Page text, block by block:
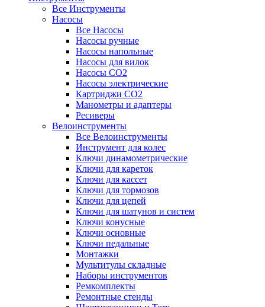
Все Инструменты
Насосы
Все Насосы
Насосы ручные
Насосы напольные
Насосы для вилок
Насосы CO2
Насосы электрические
Картриджи CO2
Манометры и адаптеры
Ресиверы
Велоинструменты
Все Велоинструменты
Инструмент для колес
Ключи динамометрические
Ключи для кареток
Ключи для кассет
Ключи для тормозов
Ключи для цепей
Ключи для шатунов и систем
Ключи конусные
Ключи основные
Ключи педальные
Монтажки
Мультитулы складные
Наборы инструментов
Ремкомплекты
Ремонтные стенды